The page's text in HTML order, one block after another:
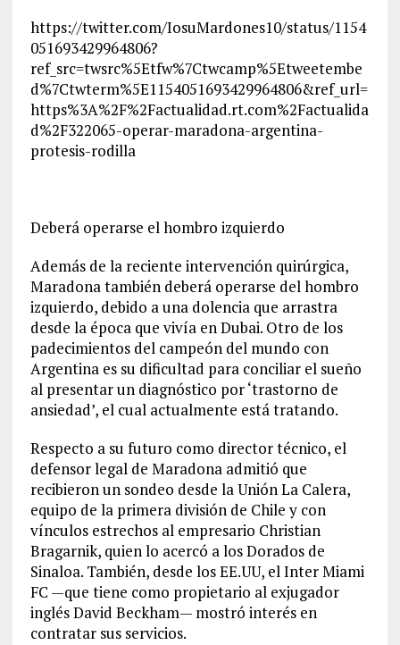
https://twitter.com/IosuMardones10/status/1154
051693429964806?
ref_src=twsrc%5Etfw%7Ctwcamp%5Etweetembe
d%7Ctwterm%5E1154051693429964806&ref_url=
https%3A%2F%2Factualidad.rt.com%2Factualida
d%2F322065-operar-maradona-argentina-
protesis-rodilla
Deberá operarse el hombro izquierdo
Además de la reciente intervención quirúrgica,
Maradona también deberá operarse del hombro
izquierdo, debido a una dolencia que arrastra
desde la época que vivía en Dubai. Otro de los
padecimientos del campeón del mundo con
Argentina es su dificultad para conciliar el sueño
al presentar un diagnóstico por ‘trastorno de
ansiedad’, el cual actualmente está tratando.
Respecto a su futuro como director técnico, el
defensor legal de Maradona admitió que
recibieron un sondeo desde la Unión La Calera,
equipo de la primera división de Chile y con
vínculos estrechos al empresario Christian
Bragarnik, quien lo acercó a los Dorados de
Sinaloa. También, desde los EE.UU, el Inter Miami
FC —que tiene como propietario al exjugador
inglés David Beckham— mostró interés en
contratar sus servicios.